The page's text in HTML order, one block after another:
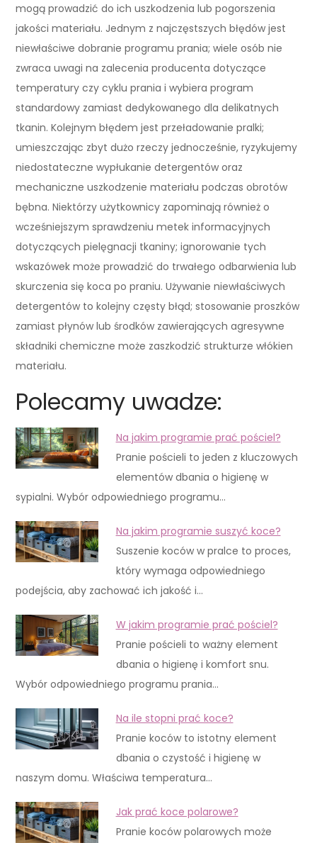
mogą prowadzić do ich uszkodzenia lub pogorszenia
jakości materiału. Jednym z najczęstszych błędów jest
niewłaściwe dobranie programu prania; wiele osób nie
zwraca uwagi na zalecenia producenta dotyczące
temperatury czy cyklu prania i wybiera program
standardowy zamiast dedykowanego dla delikatnych
tkanin. Kolejnym błędem jest przeładowanie pralki;
umieszczając zbyt dużo rzeczy jednocześnie, ryzykujemy
niedostateczne wypłukanie detergentów oraz
mechaniczne uszkodzenie materiału podczas obrotów
bębna. Niektórzy użytkownicy zapominają również o
wcześniejszym sprawdzeniu metek informacyjnych
dotyczących pielęgnacji tkaniny; ignorowanie tych
wskazówek może prowadzić do trwałego odbarwienia lub
skurczenia się koca po praniu. Używanie niewłaściwych
detergentów to kolejny częsty błąd; stosowanie proszków
zamiast płynów lub środków zawierających agresywne
składniki chemiczne może zaszkodzić strukturze włókien
materiału.
Polecamy uwadze:
Na jakim programie prać pościel?
Pranie pościeli to jeden z kluczowych
elementów dbania o higienę w
sypialni. Wybór odpowiedniego programu…
Na jakim programie suszyć koce?
Suszenie koców w pralce to proces,
który wymaga odpowiedniego
podejścia, aby zachować ich jakość i…
W jakim programie prać pościel?
Pranie pościeli to ważny element
dbania o higienę i komfort snu.
Wybór odpowiedniego programu prania…
Na ile stopni prać koce?
Pranie koców to istotny element
dbania o czystość i higienę w
naszym domu. Właściwa temperatura…
Jak prać koce polarowe?
Pranie koców polarowych może